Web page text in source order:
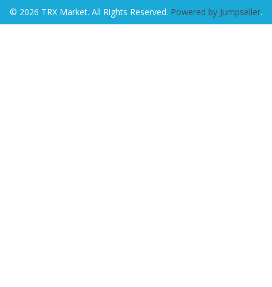
© 2026 TRX Market. All Rights Reserved. Powered by Jumpseller.